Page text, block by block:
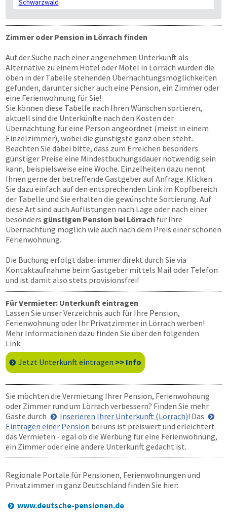
Zimmer oder Pension in Lörrach finden
Auf der Suche nach einer angenehmen Unterkunft als
Alternative zu einem Hotel oder Motel in Lörrach wurden die
oben in der Tabelle stehenden Übernachtungsmöglichkeiten
gefunden, darunter sicher auch eine Pension, ein Zimmer oder
eine Ferienwohnung für Sie!
Sie können diese Tabelle nach Ihren Wünschen sortieren,
aktuell sind die Unterkünfte nach den Kosten der
Übernachtung für eine Person angeordnet (meist in einem
Einzelzimmer), wobei die günstigste ganz oben steht.
Beachten Sie dabei bitte, dass zum Erreichen besonders
günstiger Preise eine Mindestbuchungsdauer notwendig sein
kann, beispielsweise eine Woche. Einzelheiten dazu nennt
Ihnen gerne der betreffende Gastgeber auf Anfrage. Klicken
Sie dazu einfach auf den entsprechenden Link im Kopfbereich
der Tabelle und Sie erhalten die gewünschte Sortierung. Auf
diese Art sind auch Auflistungen nach Lage oder nach einer
besonders günstigen Pension bei Lörrach für Ihre
Übernachtung möglich wie auch nach dem Preis einer schönen
Ferienwohnung.
Die Buchung erfolgt dabei immer direkt durch Sie via
Kontaktaufnahme beim Gastgeber mittels Mail oder Telefon
und ist damit also stets provisionsfrei!
Für Vermieter: Unterkunft eintragen
Lassen Sie unser Verzeichnis auch für Ihre Pension,
Ferienwohnung oder Ihr Privatzimmer in Lörrach werben!
Mehr Informationen dazu finden Sie über den folgenden
Link:
Jetzt Unterkunft eintragen >> Info
Sie möchten die Vermietung Ihrer Pension, Ferienwohnung
oder Zimmer rund um Lörrach verbessern? Finden Sie mehr
Gäste durch
Inserieren Ihrer Unterkunft (Lörrach)! Das
Eintragen einer Pension bei uns ist preiswert und erleichtert
das Vermieten - egal ob die Werbung für eine Ferienwohnung,
ein Zimmer oder eine andere Unterkunft gedacht ist.
Regionale Portale für Pensionen, Ferienwohnungen und
Privatzimmer in ganz Deutschland finden Sie hier:
www.deutsche-pensionen.de